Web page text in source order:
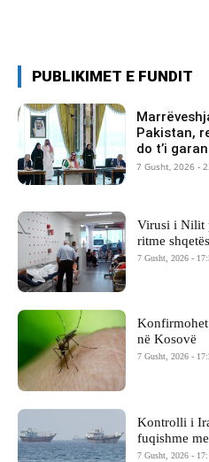
PUBLIKIMET E FUNDIT
Pakistan,
do t’i
7 Gusht, 2026 -
Virusi i Nilit
ritme
7 Gusht, 2026 -
në Kosovë
7 Gusht, 2026 -
Kontrolli i
fuqishme
7 Gusht, 2026 -